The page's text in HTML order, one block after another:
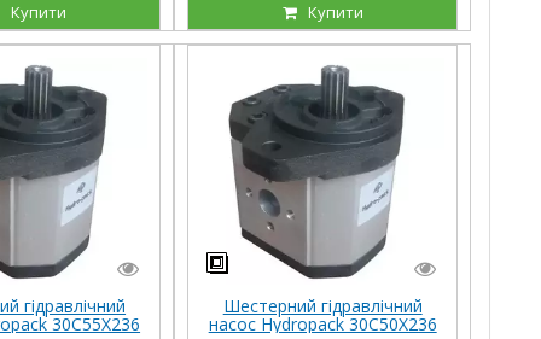
Купити Купити
гідравлічний
30C55X236
Шестерний гідравлічний
насос Hydropack 30C50X236